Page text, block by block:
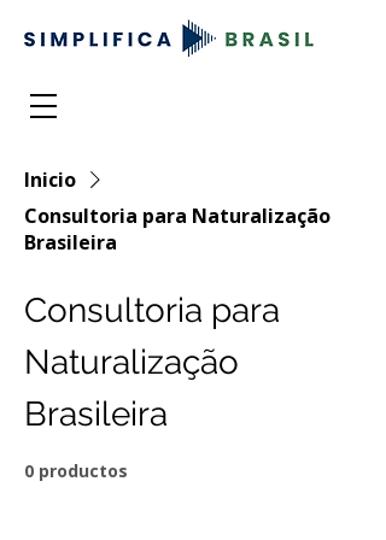
Inicio
Consultoria para Naturalização
Brasileira
Consultoria para
Naturalização
Brasileira
0 productos